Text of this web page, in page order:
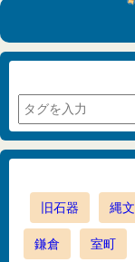
旧石器 縄文
鎌倉 室町